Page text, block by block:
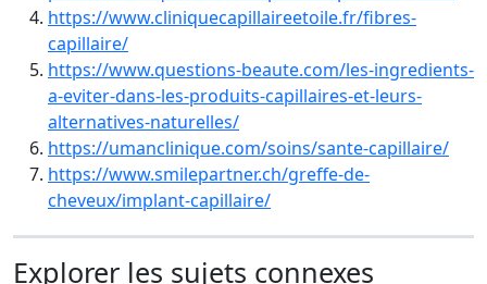
https://www.cliniquecapillaireetoile.fr/fibres-
capillaire/
https://www.questions-beaute.com/les-ingredients-
a-eviter-dans-les-produits-capillaires-et-leurs-
alternatives-naturelles/
https://umanclinique.com/soins/sante-capillaire/
https://www.smilepartner.ch/greffe-de-
cheveux/implant-capillaire/
Explorer les sujets connexes